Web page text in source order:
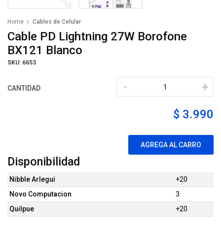
Home Cables de Celular
Cable PD Lightning 27W Borofone
BX121 Blanco
SKU: 6653
CANTIDAD +
-
$ 3.990
AGREGA AL CARRO
Disponibilidad
Nibble Arlegui
+20
Novo Computacion
3
Quilpue
+20